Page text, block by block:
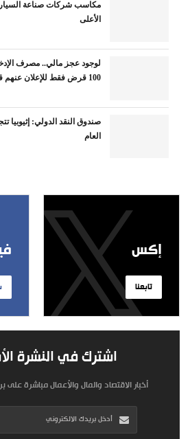
مكاسب شركات صناعة
الأعلى
لوجود عجز مالي.. مصرف
100 قرض فقط للإعلان عنهم قريبا
صندوق النقد الدولي: إثيوبيا
العام
إكس
تابعنا
اشترك في النشرة
أخبار الاقتصاد والمال والأعمال مباشرة على